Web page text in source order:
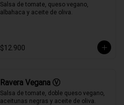
Salsa de tomate, queso vegano,
albahaca y aceite de oliva.
$12.900
Ravera Vegana Ⓥ
Salsa de tomate, doble queso vegano,
aceitunas negras y aceite de oliva.